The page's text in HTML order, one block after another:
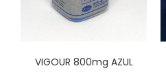
VIGOUR 800mg AZUL